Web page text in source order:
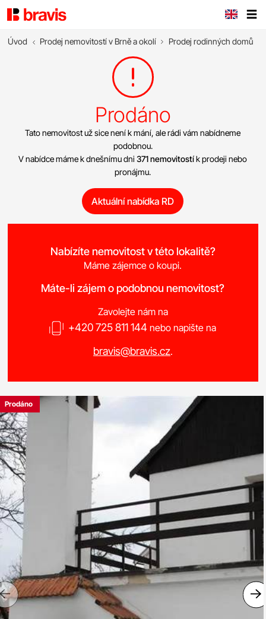
Úvod Prodej nemovitostí v Brně a okolí Prodej rodinných domů
Prodáno
Tato nemovitost už sice není k mání, ale rádi vám nabídneme
podobnou.
V nabídce máme k dnešnímu dni371 nemovitostík prodeji nebo
pronájmu.
Aktuální nabídka RD
Nabízíte nemovitost v této lokalitě?
Máme zájemce o koupi.
Máte-li zájem o podobnou nemovitost?
Zavolejte nám na
+420 725 811 144 nebo napište na
bravis@bravis.cz.
Previous
Prodáno